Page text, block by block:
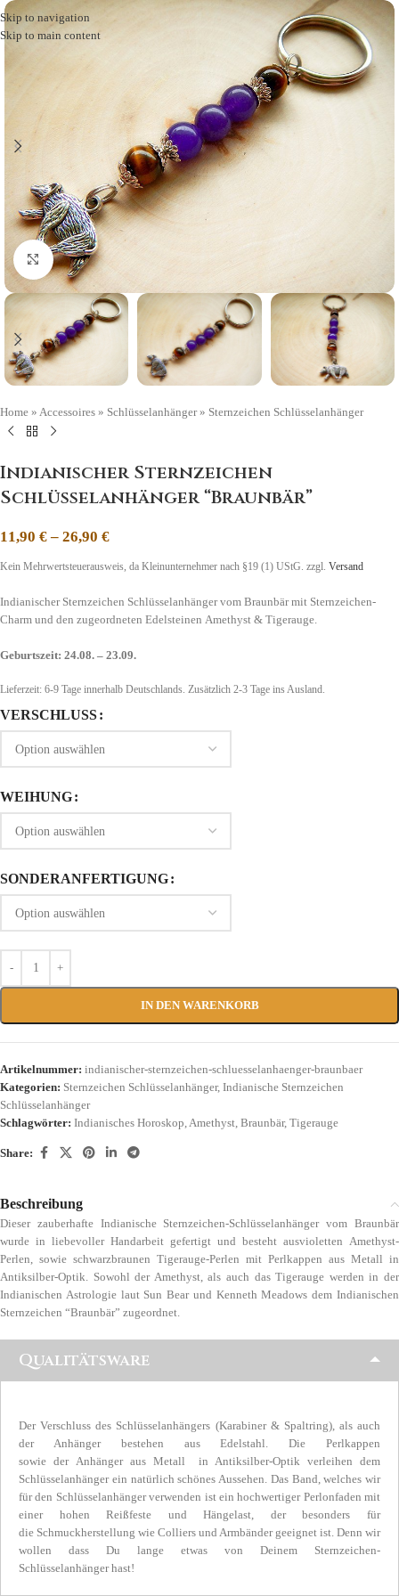
Skip to navigation
Skip to main content
Click to enlarge
Home » Accessoires » Schlüsselanhänger» Sternzeichen Schlüsselanhänger
Indianischer Sternzeichen
Schlüsselanhänger “Braunbär”
11,90 €– 26,90 €
Kein Mehrwertsteuerausweis, da Kleinunternehmer nach §19 (1) UStG. zzgl. Versand
Indianischer Sternzeichen Schlüsselanhänger vom Braunbär mit Sternzeichen-
Charm und den zugeordneten Edelsteinen Amethyst & Tigerauge.
Geburtszeit: 24.08. – 23.09.
Lieferzeit: 6-9 Tage innerhalb Deutschlands. Zusätzlich 2-3 Tage ins Ausland.
VERSCHLUSS
WEIHUNG
SONDERANFERTIGUNG
IN DEN WARENKORB
Artikelnummer: indianischer-sternzeichen-schluesselanhaenger-braunbaer
Kategorien: Sternzeichen Schlüsselanhänger, Indianische Sternzeichen
Schlüsselanhänger
Schlagwörter: Indianisches Horoskop,Amethyst, Braunbär, Tigerauge
Share:
Beschreibung
Dieser zauberhafte Indianische Sternzeichen-Schlüsselanhänger vom Braunbär
wurde in liebevoller Handarbeit gefertigt und besteht ausvioletten Amethyst-
Perlen, sowie schwarzbraunen Tigerauge-Perlen mit Perlkappen aus Metall in
Antiksilber-Optik. Sowohl der Amethyst, als auch das Tigerauge werden in der
Indianischen Astrologie laut Sun Bear und Kenneth Meadows dem Indianischen
Sternzeichen “Braunbär” zugeordnet.
Qualitätsware
Der Verschluss des Schlüsselanhängers (Karabiner & Spaltring), als auch
der Anhänger bestehen aus Edelstahl. Die Perlkappen
sowie der Anhänger aus Metall in Antiksilber-Optik verleihen dem
Schlüsselanhänger ein natürlich schönes Aussehen. Das Band, welches wir
für den Schlüsselanhänger verwenden ist ein hochwertiger Perlonfaden mit
einer hohen Reißfeste und Hängelast, der besonders für
die Schmuckherstellung wie Colliers und Armbänder geeignet ist. Denn wir
wollen dass Du lange etwas von Deinem Sternzeichen-
Schlüsselanhänger hast!